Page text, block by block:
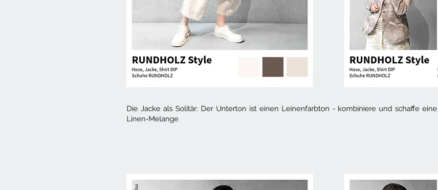
Die Jacke als Solitär: Der Unterton ist einen Leinenfarbton - kombiniere und schaffe
Linen-Melange